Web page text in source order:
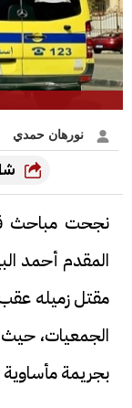
نورهان حمدي
نجحت مباحث
المقدم أحمد
مقتل زميله
الجمعيات،
بجريمة مأساوية